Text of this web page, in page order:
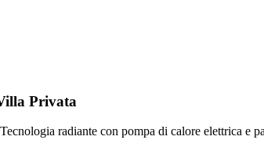
Privata
radiante con pompa di calore elettrica e